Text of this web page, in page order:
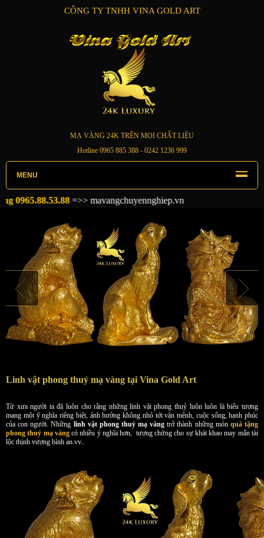
CÔNG TY TNHH VINA GOLD ART
MẠ VÀNG 24K TRÊN MỌI CHẤT LIỆU
Hotline 0965 885 388 - 0242 1236 999
MENU
=>>mavangchuyennghiep.vn
Linh vật phong thuỷ mạ vàng tại Vina Gold Art
Từ xưa người ta đã luôn cho rằng những linh vật phong thuỷ luôn luôn là biểu tượng
mang một ỹ nghĩa riêng biệt, ảnh hưởng không nhỏ tới vận mênh, cuộc sống, hạnh phúc
của con người. Những linh vật phong thuỷ mạ vàng trở thành những món quà tặng
phong thuỷ mạ vàngcó nhiều ý nghĩa hơn, tượng chứng cho sự khát khao may mắn tài
lộc thịnh vượng bình an.vv..